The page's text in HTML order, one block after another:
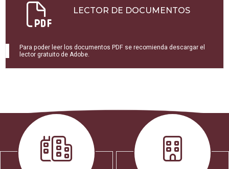
LECTOR DE DOCUMENTOS
Para poder leer los documentos PDF se recomienda descargar el
lector gratuito de Adobe.